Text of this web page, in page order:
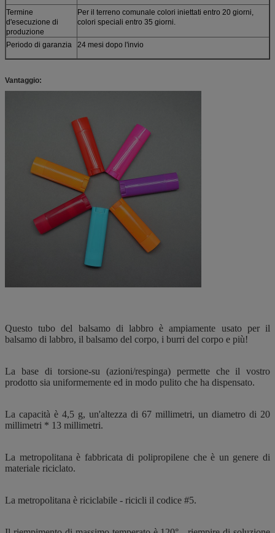
Termine
d'esecuzione di
produzione
Per il terreno comunale colori iniettati entro 20 giorni,
colori speciali entro 35 giorni.
Periodo di garanzia 24 mesi dopo l'invio
Vantaggio:
Questo tubo del balsamo di labbro è ampiamente usato per il
balsamo di labbro, il balsamo del corpo, i burri del corpo e più!
La base di torsione-su (azioni/respinga) permette che il vostro
prodotto sia uniformemente ed in modo pulito che ha dispensato.
La capacità è 4,5 g, un'altezza di 67 millimetri, un diametro di 20
millimetri * 13 millimetri.
La metropolitana è fabbricata di polipropilene che è un genere di
materiale riciclato.
La metropolitana è riciclabile - ricicli il codice #5.